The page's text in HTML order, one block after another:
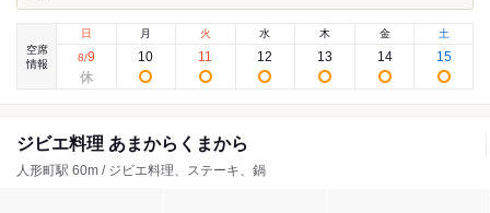
空席
情報
日
8/9
月
10
火
11
水
12
木
13
金
14
土
15
ジビエ料理 あまからくまから
人形町駅 60m / ジビエ料理、ステーキ、鍋